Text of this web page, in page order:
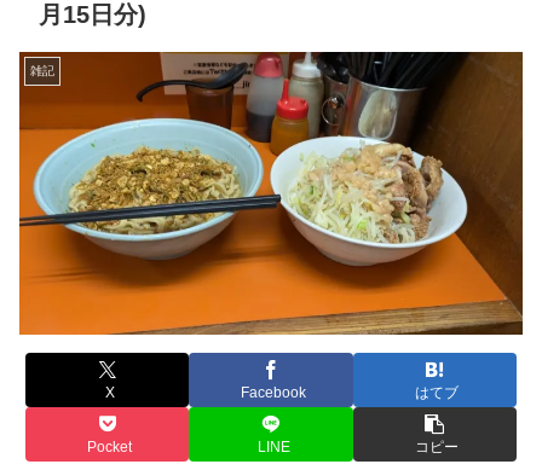
月15日分)
雑記
X Facebook はてブ
Pocket LINE コピー